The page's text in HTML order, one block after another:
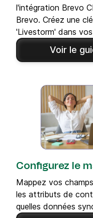
l'intégration Brevo
Brevo. Créez une
'Livestorm' dans
Voir le
Configurez le
Mappez vos
les attributs de
quelles données